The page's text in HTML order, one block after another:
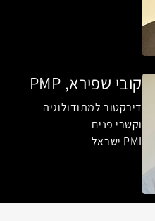
קובי שפירא, PMP
דירקטור למתודולוגיה
וקשרי פנים
PMI ישראל